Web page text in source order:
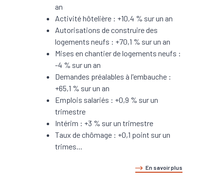
an
Activité hôtelière : +10,4 % sur un an
Autorisations de construire des
logements neufs : +70,1 % sur un an
Mises en chantier de logements neufs :
-4 % sur un an
Demandes préalables à l'embauche :
+65,1 % sur un an
Emplois salariés : +0,9 % sur un
trimestre
Intérim : +3 % sur un trimestre
Taux de chômage : +0,1 point sur un
trimes...
En savoir plus